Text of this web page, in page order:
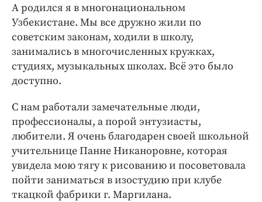
А родился я в многонациональном
Узбекистане. Мы все дружно жили по
советским законам, ходили в школу,
занимались в многочисленных кружках,
студиях, музыкальных школах. Всё это было
доступно.
С нам работали замечательные люди,
профессионалы, а порой энтузиасты,
любители. Я очень благодарен своей школьной
учительнице Панне Никаноровне, которая
увидела мою тягу к рисованию и посоветовала
пойти заниматься в изостудию при клубе
ткацкой фабрики г. Маргилана.